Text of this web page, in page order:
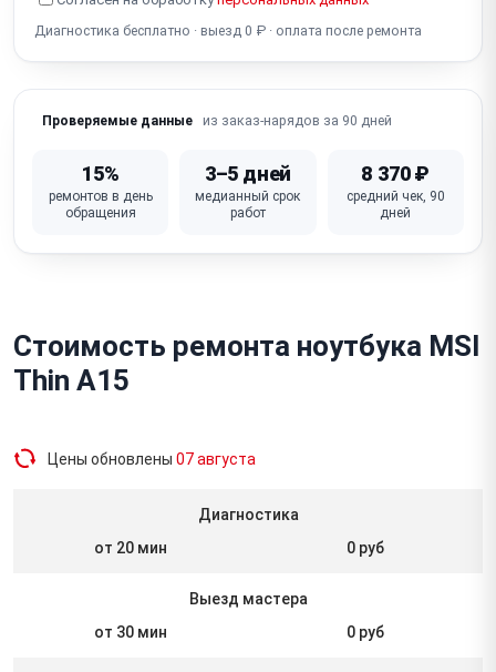
Разбит экран
Диагностика бесплатно · выезд 0 ₽ · оплата после ремонта
Проверяемые данные из заказ-нарядов за 90 дней
15%
ремонтов в день
обращения
3–5 дней
медианный срок
работ
8 370 ₽
средний чек, 90
дней
Стоимость ремонта ноутбука MSI
Thin A15
Цены обновлены 07 августа
Диагностика
от 20 мин
0 руб
Выезд мастера
от 30 мин
0 руб